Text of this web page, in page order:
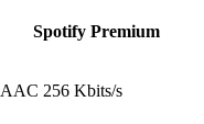
Spotify Premium
AAC 256 Kbits/s